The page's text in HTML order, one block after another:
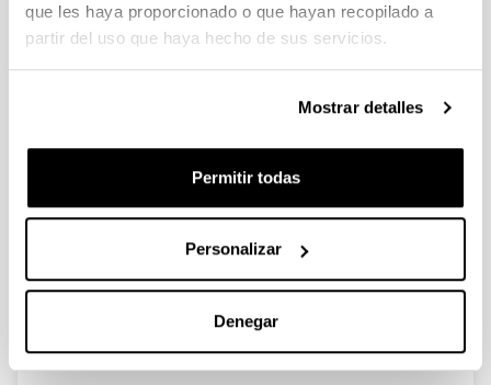
que les haya proporcionado o que hayan recopilado a
partir del uso que haya hecho de sus servicios.
Mostrar detalles
Permitir todas
Personalizar
Denegar
Recent Advances in 2,5-
Furandicarboxylic Acid (FDCA)
Production from Biomass Derived
Resources via Catalytic Processes
P. Díaz-Maizkurrena, A. Iriondo, A. Bueno, N. Viar, J.
Año:
Springer Nature
Página de inicio - Página de fin: